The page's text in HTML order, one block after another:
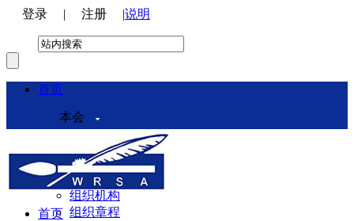
登录 | 注册 |说明
首页
本会
本会介绍
领导机构
理事会
组织机构
组织章程
首页